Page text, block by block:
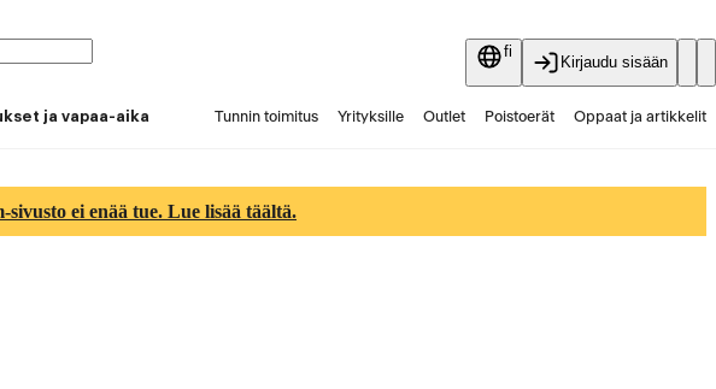
fi
Kirjaudu sisään
ja vapaa-aika Tunnin toimitus Yrityksille Outlet Poistoerät Oppaat ja artikkelit
ei enää tue. Lue lisää täältä.